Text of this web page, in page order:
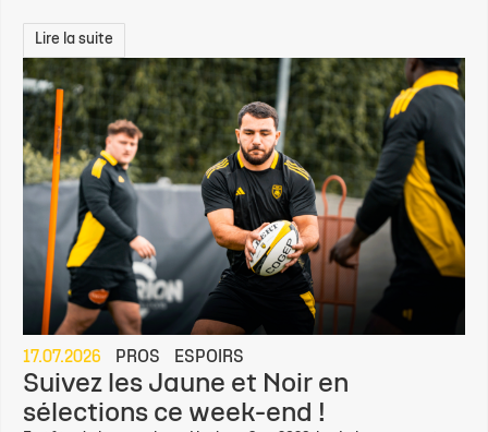
Lire la suite
17.07.2026 PROS ESPOIRS
Suivez les Jaune et Noir en
sélections ce week-end !